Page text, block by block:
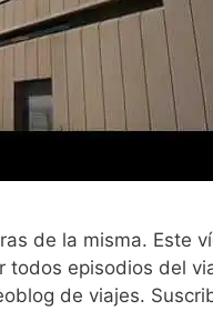
de la misma. Este
todos episodios del
de viajes.